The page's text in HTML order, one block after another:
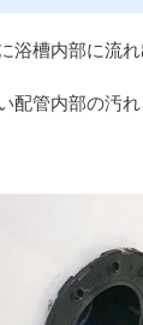
浴槽内部に流
配管内部の汚